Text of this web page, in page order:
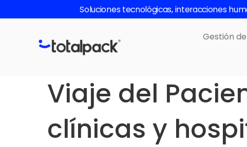
to
Soluciones tecnológicas, interacciones
Gestión
Viaje del
clínicas y